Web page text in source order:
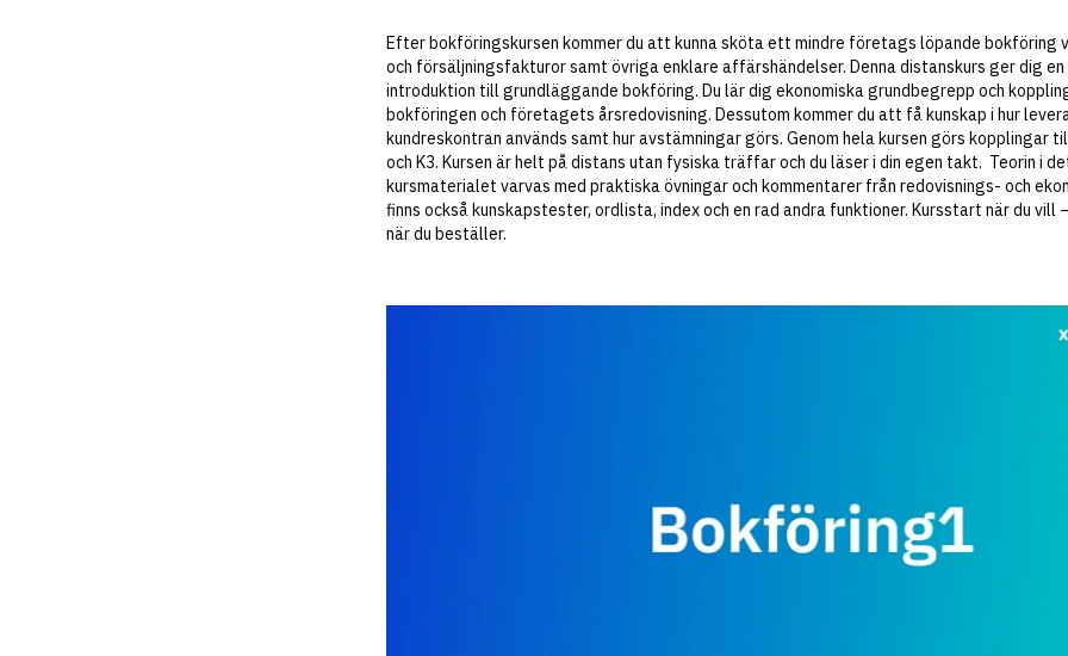
E16
E17
E18
E19
E20
E21
J5
J9
Efter bokföringskursen kommer du att kunna sköta ett mindre företags löpande bokföring
och försäljningsfakturor samt övriga enklare affärshändelser. Denna distanskurs ger dig
introduktion till grundläggande bokföring. Du lär dig ekonomiska grundbegrepp och
bokföringen och företagets årsredovisning. Dessutom kommer du att få kunskap i hur
kundreskontran används samt hur avstämningar görs. Genom hela kursen görs kopplingar
och K3. Kursen är helt på distans utan fysiska träffar och du läser i din egen takt. Teorin i
kursmaterialet varvas med praktiska övningar och kommentarer från redovisnings- och
finns också kunskapstester, ordlista, index och en rad andra funktioner. Kursstart när du vill
när du beställer.